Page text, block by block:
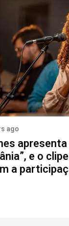
ago
e o
a